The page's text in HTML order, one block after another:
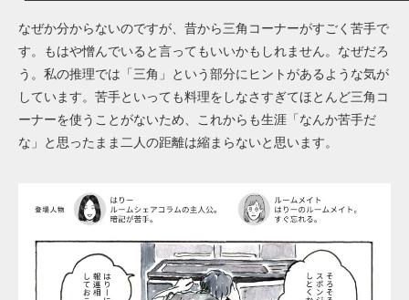
なぜか分からないのですが、昔から三角コーナーがすごく苦手で
す。もはや憎んでいると言ってもいいかもしれません。なぜだろ
う。私の推理では「三角」という部分にヒントがあるような気が
しています。苦手といっても料理をしなさすぎてほとんど三角コ
ーナーを使うことがないため、これからも生涯「なんか苦手だ
な」と思ったまま二人の距離は縮まらないと思います。